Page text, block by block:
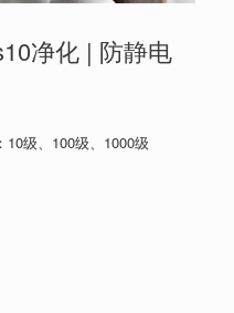
净化 | 防静电
级、100级、1000级